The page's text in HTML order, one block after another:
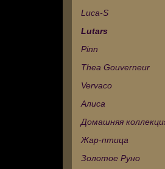
Luca-S
Lutars
Pinn
Thea Gouverneur
Vervaco
Алиса
Домашняя
Жар-птица
Золотое Руно